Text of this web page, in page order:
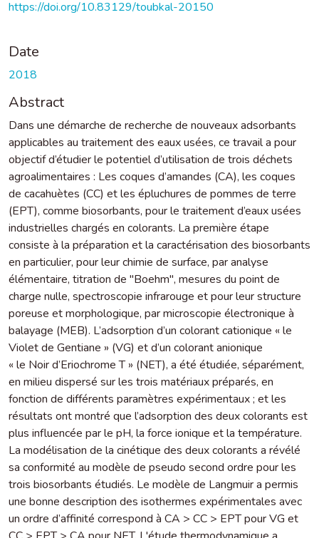
https://doi.org/10.83129/toubkal-20150
Date
2018
Abstract
Dans une démarche de recherche de nouveaux adsorbants
applicables au traitement des eaux usées, ce travail a pour
objectif d’étudier le potentiel d’utilisation de trois déchets
agroalimentaires : Les coques d’amandes (CA), les coques
de cacahuètes (CC) et les épluchures de pommes de terre
(EPT), comme biosorbants, pour le traitement d’eaux usées
industrielles chargés en colorants. La première étape
consiste à la préparation et la caractérisation des biosorbants
en particulier, pour leur chimie de surface, par analyse
élémentaire, titration de "Boehm", mesures du point de
charge nulle, spectroscopie infrarouge et pour leur structure
poreuse et morphologique, par microscopie électronique à
balayage (MEB). L’adsorption d’un colorant cationique « le
Violet de Gentiane » (VG) et d’un colorant anionique
« le Noir d’Eriochrome T » (NET), a été étudiée, séparément,
en milieu dispersé sur les trois matériaux préparés, en
fonction de différents paramètres expérimentaux ; et les
résultats ont montré que l’adsorption des deux colorants est
plus influencée par le pH, la force ionique et la température.
La modélisation de la cinétique des deux colorants a révélé
sa conformité au modèle de pseudo second ordre pour les
trois biosorbants étudiés. Le modèle de Langmuir a permis
une bonne description des isothermes expérimentales avec
un ordre d’affinité correspond à CA > CC > EPT pour VG et